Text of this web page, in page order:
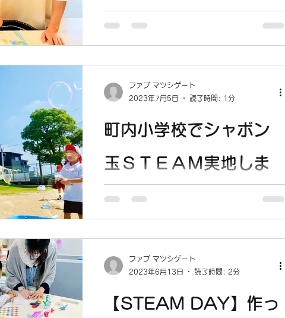
を実施しました。
がみ教室が開催されました。 STEAM
DAY 8月6日（日）10：00〜11：30 た
くさん用意してくれたおりがみ本の中か
ンジ！ 小学校1年生2人はスズメとフクロ
ウ、セダン車🚗と立体に苦戦しつつ...
町内小学校でシャボン
玉ＳＴＥＡＭ実地しま
した!!
「夏の遊び」をテーマにシャボン玉をしに
行ってきました。授業で、子供たちが作っ
たハンガーの枠でシャボン玉を作ったり、
作ったりと、とても楽しい時間となり、子
供たちも大喜びでした。...
ファブ マツシゲート
2023年7月5日
読了時間: 1分
【STEAM DAY】作っ
ファブ マツシゲート
2023年6月13日
読了時間: 2分